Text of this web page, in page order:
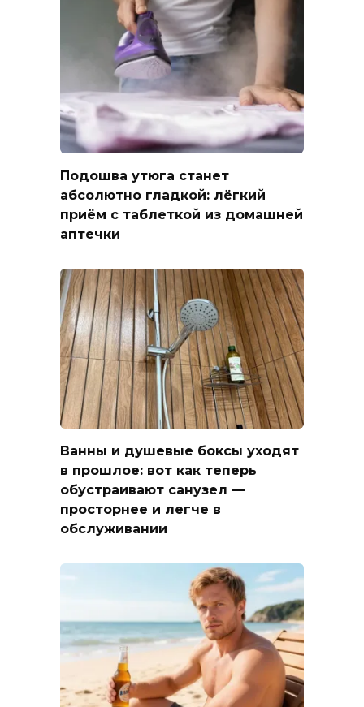
Подошва утюга станет
абсолютно гладкой: лёгкий
приём с таблеткой из домашней
аптечки
Ванны и душевые боксы уходят
в прошлое: вот как теперь
обустраивают санузел —
просторнее и легче в
обслуживании